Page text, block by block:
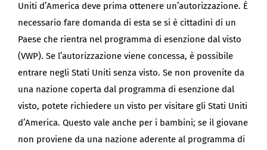
Uniti d’America deve prima ottenere un’autorizzazione. È
necessario fare domanda di esta se si è cittadini di un
Paese che rientra nel programma di esenzione dal visto
(VWP). Se l’autorizzazione viene concessa, è possibile
entrare negli Stati Uniti senza visto. Se non provenite da
una nazione coperta dal programma di esenzione dal
visto, potete richiedere un visto per visitare gli Stati Uniti
d’America. Questo vale anche per i bambini; se il giovane
non proviene da una nazione aderente al programma di